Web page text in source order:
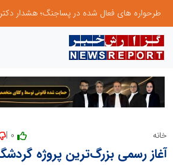
خانه
آغاز رسمی بزرگ‌ترین پروژه